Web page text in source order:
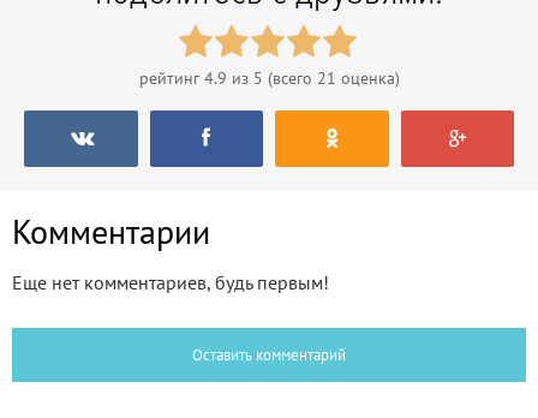
рейтинг4.9 из 5 (всего 21 оценка)
Комментарии
Еще нет комментариев, будь первым!
Оставить комментарий